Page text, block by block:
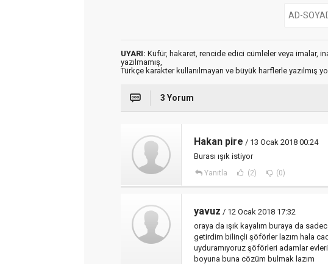
UYARI: Küfür, hakaret, rencide edici cümleler veya imalar,
yazılmamış,
Türkçe karakter kullanılmayan ve büyük harflerle yazılmış
3 Yorum
Hakan pire / 13 Ocak 2018 00:24
Burası ışık istiyor
Yanıtla (2) (0)
yavuz / 12 Ocak 2018 17:32
oraya da ışık kayalım buraya da
getirdim bilinçli şöförler lazım hala
uyduramıyoruz şöförleri adamlar
boyuna buna cözüm bulmak lazım